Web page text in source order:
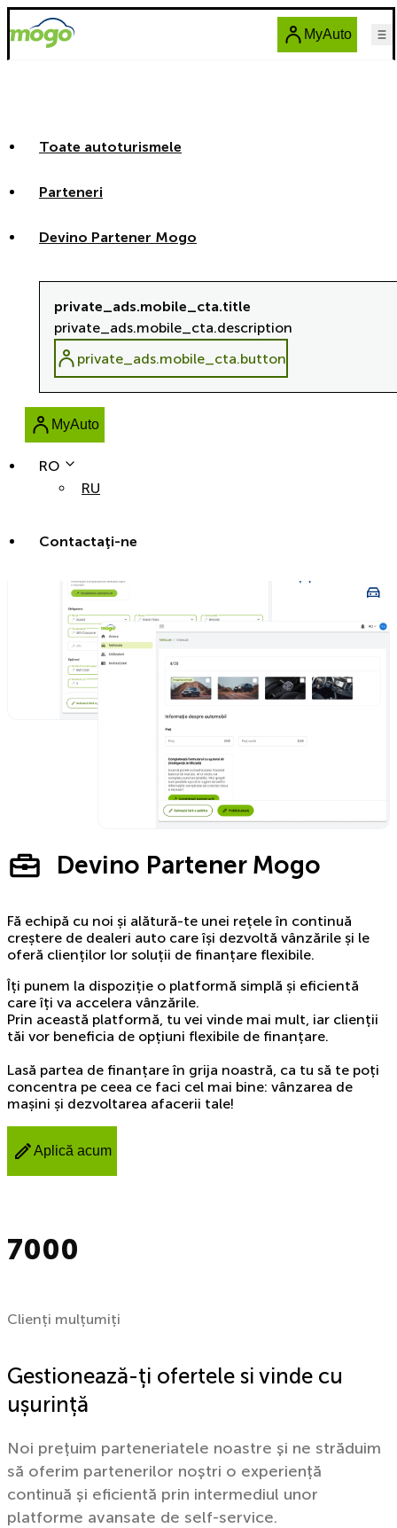
MyAuto
Toate autoturismele
Parteneri
Devino Partener Mogo
Contactaţi-ne
private_ads.mobile_cta.title
private_ads.mobile_cta.description
private_ads.mobile_cta.button
MyAuto
RO
RU
Devino Partener Mogo
Fă echipă cu noi și alătură-te unei rețele în continuă
creștere de dealeri auto care își dezvoltă vânzările și le
oferă clienților lor soluții de finanțare flexibile.
Îți punem la dispoziție o platformă simplă și eficientă
care îți va accelera vânzările.
Prin această platformă, tu vei vinde mai mult, iar clienții
tăi vor beneficia de opțiuni flexibile de finanțare.
Lasă partea de finanțare în grija noastră, ca tu să te poți
concentra pe ceea ce faci cel mai bine: vânzarea de
mașini și dezvoltarea afacerii tale!
Aplică acum
7000
Clienți mulțumiți
Gestionează-ți ofertele si vinde cu
ușurință
Noi prețuim parteneriatele noastre și ne străduim
să oferim partenerilor noștri o experiență
continuă și eficientă prin intermediul unor
platforme avansate de self-service.